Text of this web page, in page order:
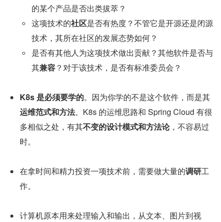
的某个产品是否出类拔萃？
这项技术的社区是否有热度？不管它是开源还是闭源
技术，其所在社区的发展态势如何？
是否有其他人为这项技术做出贡献？其他软件是否与
其兼容？对于该技术，是否有标准委员会？
K8s 是必须要学的。因为你学的不是这个软件，而是其
运维范式和方法。K8s 的运维思路和 Spring Cloud 有很
多相似之处，有其不变的设计模式和方法论，不容易过
时。
在拿时间和精力投资一项技术前，需要做大量的调研工
作。
计算机原本用来处理输入和输出，从文本、图片到视